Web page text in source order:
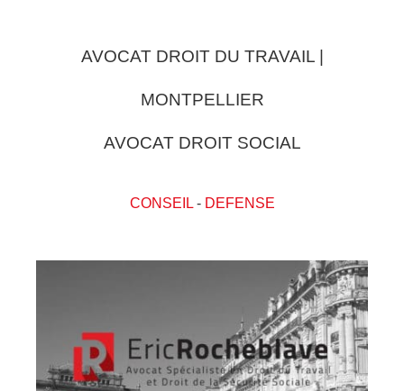
AVOCAT DROIT DU TRAVAIL |
MONTPELLIER
AVOCAT DROIT SOCIAL
CONSEIL- DEFENSE